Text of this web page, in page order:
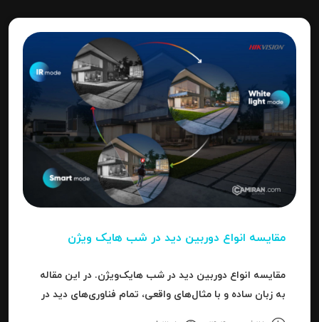
مقایسه انواع دوربین دید در شب هایک‌ ویژن
مقایسه انواع دوربین دید در شب هایک‌ویژن. در این مقاله
به زبان ساده و با مثال‌های واقعی، تمام فناوری‌های دید در